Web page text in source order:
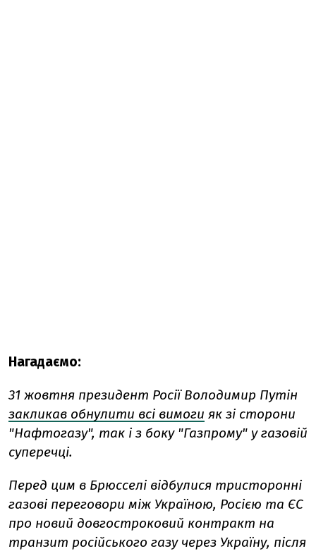
Нагадаємо:
31 жовтня президент Росії Володимир Путін
закликав обнулити всі вимоги як зі сторони
"Нафтогазу", так і з боку "Газпрому" у газовій
суперечці.
Перед цим в Брюсселі відбулися тристоронні
газові переговори між Україною, Росією та ЄС
про новий довгостроковий контракт на
транзит російського газу через Україну, після